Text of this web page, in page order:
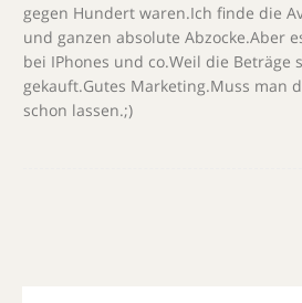
gegen Hundert waren.Ich finde die
und ganzen absolute Abzocke.Aber
bei IPhones und co.Weil die Beträge
gekauft.Gutes Marketing.Muss man
schon lassen.;)